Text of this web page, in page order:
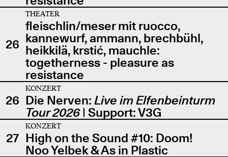
26
THEATER
fleischlin/meser mit ruocco,
kannewurf, ammann, brechbühl,
heikkilä, krstić, mauchle:
togetherness - pleasure as
resistance
26
KONZERT
Die Nerven: Live im Elfenbeinturm
Tour 2026| Support: V3G
27
KONZERT
High on the Sound #10: Doom!
Noo Yelbek & As in Plastic